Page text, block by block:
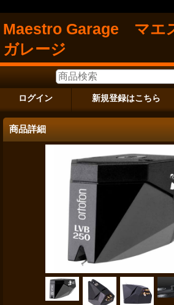
Maestro Garage マエ
ガレージ
ログイン 新規登録はこちら
商品詳細